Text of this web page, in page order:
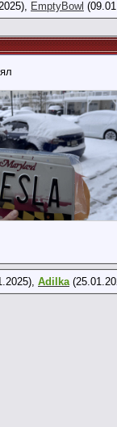
EmptyBowl
Adilka